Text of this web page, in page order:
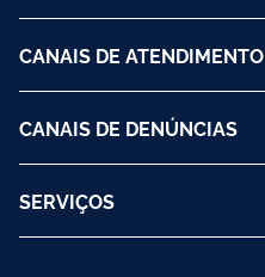
CANAIS DE ATENDIMENTO
CANAIS DE DENÚNCIAS
SERVIÇOS